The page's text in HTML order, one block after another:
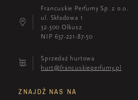
Francuskie Perfumy Sp. z o.o.
ul. Składowa 1
32-300 Olkusz
NIP 637-221-87-50
Sprzedaż hurtowa
hurt@francuskieperfumy.pl
ZNAJDŹ NAS NA